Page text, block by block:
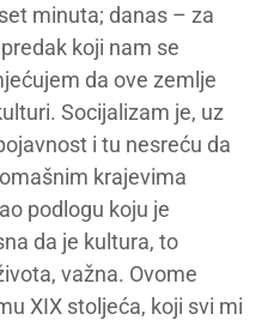
minuta; danas – za
koji nam se
da ove zemlje
Socijalizam je, uz
i tu nesreću da
krajevima
podlogu koju je
da je kultura, to
važna. Ovome
XIX stoljeća, koji svi mi